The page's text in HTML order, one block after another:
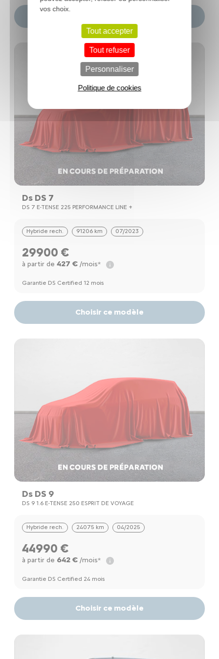
Ds DS 7
DS 7 E-TENSE 225 PERFORMANCE LINE +
Hybride rech. 91206 km 07/2023
29900 €
à partir de 427 €/mois*
Garantie DS Certified 12 mois
Choisir ce modèle
Ds DS 9
DS 9 1.6 E-TENSE 250 ESPRIT DE VOYAGE
Hybride rech. 24075 km 04/2025
44990 €
à partir de 642 €/mois*
Garantie DS Certified 24 mois
Choisir ce modèle
vos choix.
Tout accepter
Tout refuser
Personnaliser
Politique de cookies